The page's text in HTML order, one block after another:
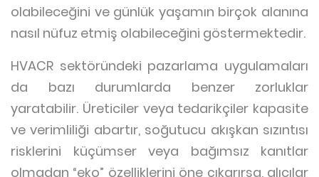
olabileceğini ve günlük yaşamın birçok alanına
nasıl nüfuz etmiş olabileceğini göstermektedir.
HVACR sektöründeki pazarlama uygulamaları
da bazı durumlarda benzer zorluklar
yaratabilir. Üreticiler veya tedarikçiler kapasite
ve verimliliği abartır, soğutucu akışkan sızıntısı
risklerini küçümser veya bağımsız kanıtlar
olmadan “eko” özelliklerini öne çıkarırsa, alıcılar